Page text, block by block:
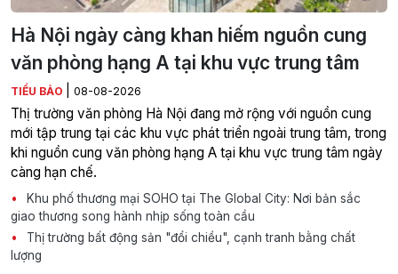
Hà Nội ngày càng khan hiếm nguồn cung
văn phòng hạng A tại khu vực trung tâm
TIỂU BẢO 08-08-2026
Thị trường văn phòng Hà Nội đang mở rộng với nguồn cung
mới tập trung tại các khu vực phát triển ngoài trung tâm, trong
khi nguồn cung văn phòng hạng A tại khu vực trung tâm ngày
càng hạn chế.
Khu phố thương mại SOHO tại The Global City: Nơi bản sắc
giao thương song hành nhịp sống toàn cầu
Thị trường bất động sản "đổi chiều", cạnh tranh bằng chất
lượng